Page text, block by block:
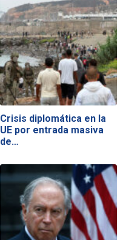
Crisis diplomática en la
UE por entrada masiva
de…